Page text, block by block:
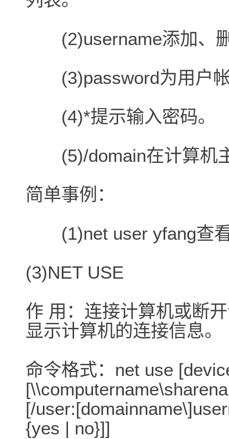
(2)username添加、删
(3)password为用户帐
(4)*提示输入密码。
(5)/domain在计算机
简单事例：
(1)net user yfang查看
(3)NET USE
作 用：连接计算机或断
显示计算机的连接信息。
命令格式：net use
[/
{yes | no}]]